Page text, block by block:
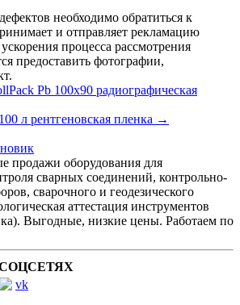
необходимо обратиться к
и отправляет рекламацию
процесса рассмотрения
предоставить фотографии,
Pb 100x90 радиографическая
л рентгеновская пленка →
продажи оборудования для
сварных соединений, контрольно-
сварочного и геодезического
аттестация инструментов
Выгодные, низкие цены. Работаем по